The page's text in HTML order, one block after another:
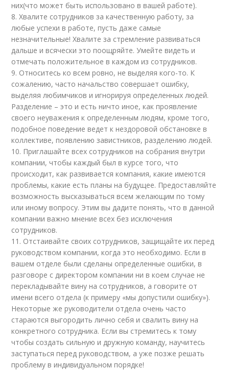
них(что может быть использовано в вашей работе).
8. Хвалите сотрудников за качественную работу, за
любые успехи в работе, пусть даже самые
незначительные! Хвалите за стремление развиваться
дальше и всячески это поощряйте. Умейте видеть и
отмечать положительное в каждом из сотрудников.
9. Относитесь ко всем ровно, не выделяя кого-то. К
сожалению, часто начальство совершает ошибку,
выделяя любимчиков и игнорируя определенных людей.
Разделение – это и есть ничто иное, как проявление
своего неуважения к определенным людям, кроме того,
подобное поведение ведет к нездоровой обстановке в
коллективе, появлению завистников, разделению людей.
10. Приглашайте всех сотрудников на собрания внутри
компании, чтобы каждый был в курсе того, что
происходит, как развивается компания, какие имеются
проблемы, какие есть планы на будущее. Предоставляйте
возможность высказываться всем желающим по тому
или иному вопросу. Этим вы дадите понять, что в данной
компании важно мнение всех без исключения
сотрудников.
11. Отстаивайте своих сотрудников, защищайте их перед
руководством компании, когда это необходимо. Если в
вашем отделе были сделаны определенные ошибки, в
разговоре с директором компании ни в коем случае не
перекладывайте вину на сотрудников, а говорите от
имени всего отдела (к примеру «мы допустили ошибку»).
Некоторые же руководители отдела очень часто
стараются выгородить лично себя и свалить вину на
конкретного сотрудника. Если вы стремитесь к тому
чтобы создать сильную и дружную команду, научитесь
заступаться перед руководством, а уже позже решать
проблему в индивидуальном порядке!